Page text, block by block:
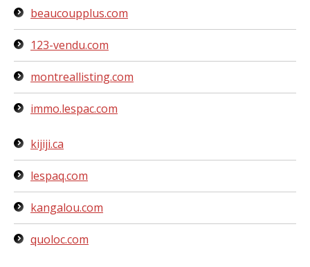
beaucoupplus.com
123-vendu.com
montreallisting.com
immo.lespac.com
kijiji.ca
lespaq.com
kangalou.com
quoloc.com